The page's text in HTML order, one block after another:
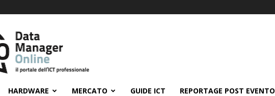
Data
Manager
Online
HARDWARE MERCATO GUIDE ICT REPORTAGE POST EVENTO